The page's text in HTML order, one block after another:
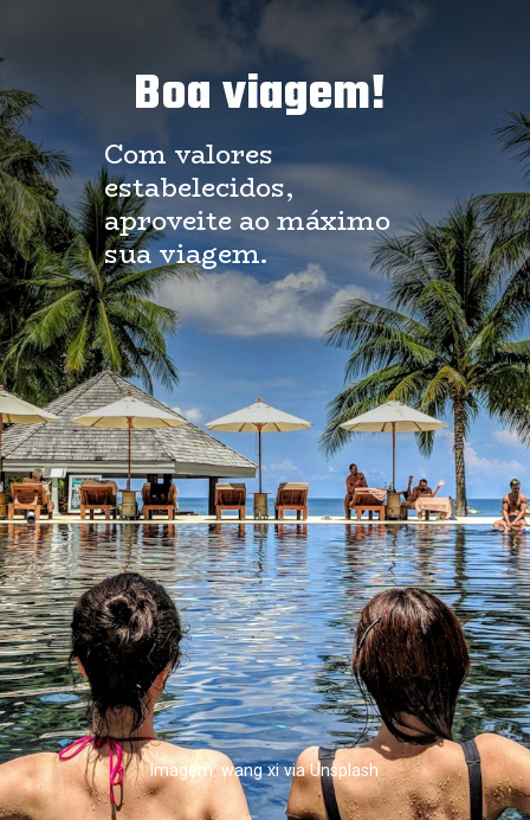
Boa viagem!
Imagem: wang xi via Unsplash
Com valores
estabelecidos,
aproveite ao máximo
sua viagem.